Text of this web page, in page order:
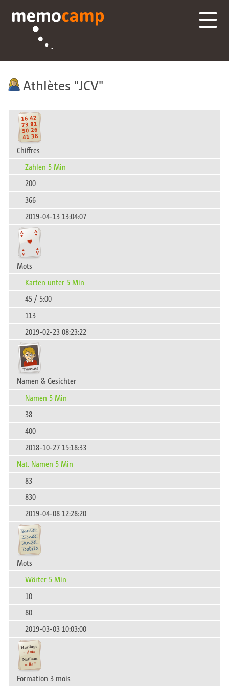
Athlètes JCV
Chiffres
Zahlen 5 Min
200
366
2019-04-13 13:04:07
Mots
Karten unter 5 Min
45 / 5:00
113
2019-02-23 08:23:22
Namen & Gesichter
Namen 5 Min
38
400
2018-10-27 15:18:33
Nat. Namen 5 Min
83
830
2019-04-08 12:28:20
Mots
Wörter 5 Min
10
80
2019-03-03 10:03:00
Formation 3 mois